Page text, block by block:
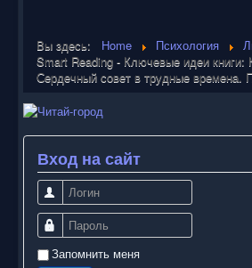
Вы здесь: Home Психология
Smart Reading - Ключевые идеи книги:
Сердечный совет в трудные времена.
Вход на сайт
Логин
Пароль
Запомнить меня